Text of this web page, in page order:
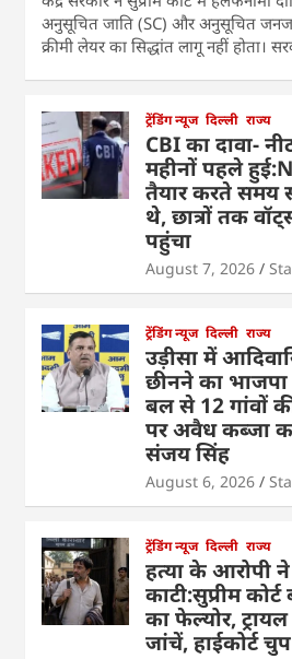
अनुसूचित जाति (SC) और अनुसूचित
क्रीमी लेयर का सिद्धांत लागू नहीं होता।
ट्रेंडिंग न्यूज दिल्ली राज्य
CBI का दावा-
महीनों पहले
तैयार करते समय
थे, छात्रों तक
पहुंचा
August 7, 2026
ट्रेंडिंग न्यूज दिल्ली राज्य
उड़ीसा में
छीनने का
बल से 12 गांवों
पर अवैध कब्जा
संजय सिंह
August 6, 2026
ट्रेंडिंग न्यूज दिल्ली राज्य
हत्या के आरोपी
काटी:सुप्रीम
का फेल्योर,
जांचें, हाईकोर्ट